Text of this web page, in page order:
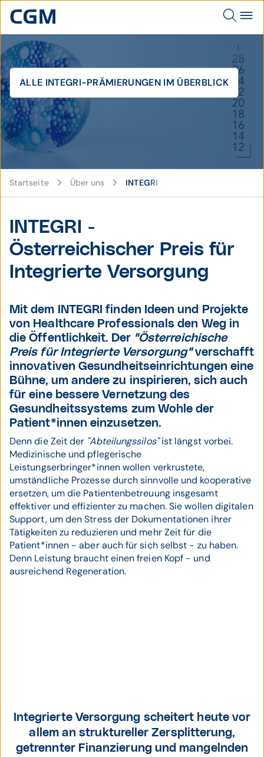
ALLE INTEGRI-PRÄMIERUNGEN IM ÜBERBLICK
Startseite Über uns INTEGRI
INTEGRI -
Österreichischer Preis für
Integrierte Versorgung
Mit dem INTEGRI finden Ideen und Projekte
von Healthcare Professionals den Weg in
die Öffentlichkeit. Der "Österreichische
Preis für Integrierte Versorgung"verschafft
innovativen Gesundheitseinrichtungen eine
Bühne, um andere zu inspirieren, sich auch
für eine bessere Vernetzung des
Gesundheitssystems zum Wohle der
Patient*innen einzusetzen.
Denn die Zeit der "Abteilungssilos"ist längst vorbei.
Medizinische und pflegerische
Leistungserbringer*innen wollen verkrustete,
umständliche Prozesse durch sinnvolle und kooperative
ersetzen, um die Patientenbetreuung insgesamt
effektiver und effizienter zu machen. Sie wollen digitalen
Support, um den Stress der Dokumentationen ihrer
Tätigkeiten zu reduzieren und mehr Zeit für die
Patient*innen - aber auch für sich selbst - zu haben.
Denn Leistung braucht einen freien Kopf - und
ausreichend Regeneration.
Integrierte Versorgung scheitert heute vor
allem an struktureller Zersplitterung,
getrennter Finanzierung und mangelnden